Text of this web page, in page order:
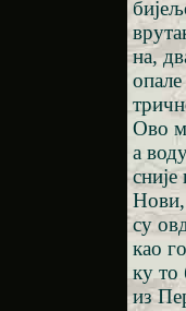
на,
Ово
а
Нови,
су
као
ку то
из